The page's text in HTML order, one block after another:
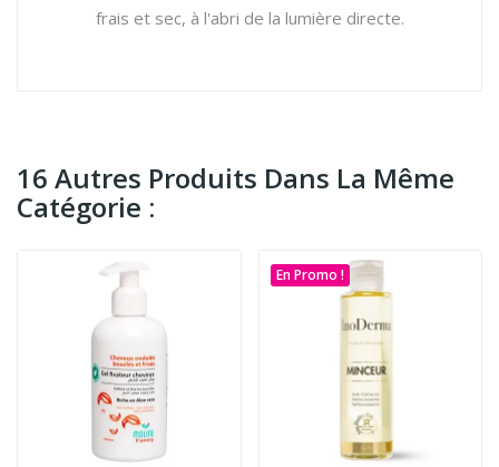
frais et sec, à l'abri de la lumière directe.
16 Autres Produits Dans La Même
Catégorie :
En Promo !